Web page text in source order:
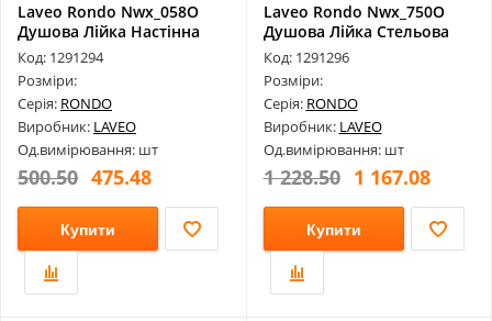
Laveo Rondo Nwx_058O
Душова Лійка Настінна
135 Мм
Код: 1291294
Розміри:
Серія: RONDO
Виробник: LAVEO
Од.вимірювання: шт
500.50 475.48
Купити
Laveo Rondo Nwx_750O
Душова Лійка Стельова
284 Мм
Код: 1291296
Розміри:
Серія: RONDO
Виробник: LAVEO
Од.вимірювання: шт
1 228.50 1 167.08
Купити